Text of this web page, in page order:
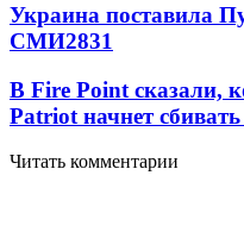
Украина поставила
СМИ2831
В Fire Point сказали,
Patriot начнет
Читать комментарии